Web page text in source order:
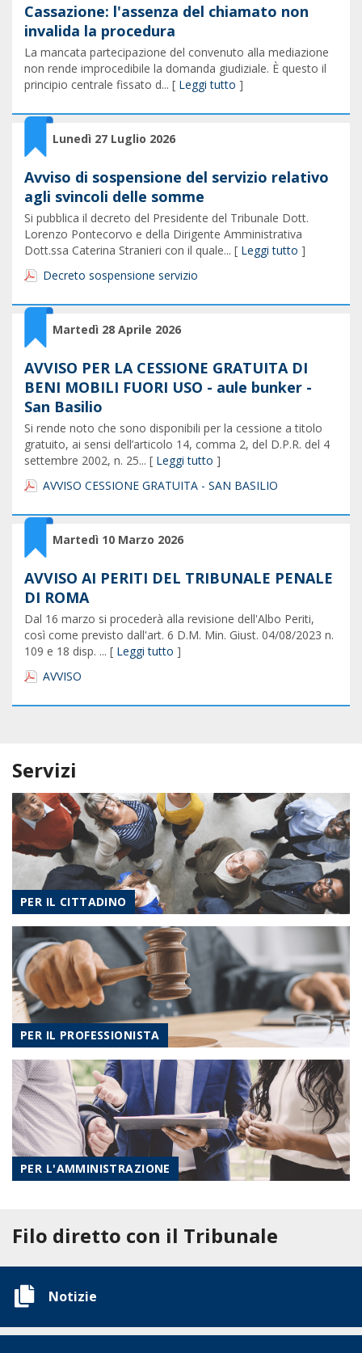
Cassazione: l'assenza del chiamato non
invalida la procedura
La mancata partecipazione del convenuto alla mediazione
non rende improcedibile la domanda giudiziale. È questo il
principio centrale fissato d... [ Leggi tutto ]
Lunedì 27 Luglio 2026
Avviso di sospensione del servizio relativo
agli svincoli delle somme
Si pubblica il decreto del Presidente del Tribunale Dott.
Lorenzo Pontecorvo e della Dirigente Amministrativa
Dott.ssa Caterina Stranieri con il quale... [ Leggi tutto ]
Decreto sospensione servizio
Martedì 28 Aprile 2026
AVVISO PER LA CESSIONE GRATUITA DI
BENI MOBILI FUORI USO - aule bunker -
San Basilio
Si rende noto che sono disponibili per la cessione a titolo
gratuito, ai sensi dell’articolo 14, comma 2, del D.P.R. del 4
settembre 2002, n. 25... [ Leggi tutto ]
AVVISO CESSIONE GRATUITA - SAN BASILIO
Martedì 10 Marzo 2026
AVVISO AI PERITI DEL TRIBUNALE PENALE
DI ROMA
Dal 16 marzo si procederà alla revisione dell'Albo Periti,
così come previsto dall'art. 6 D.M. Min. Giust. 04/08/2023 n.
109 e 18 disp. ... [ Leggi tutto ]
AVVISO
Servizi
PER IL CITTADINO
PER IL PROFESSIONISTA
PER L'AMMINISTRAZIONE
Filo diretto con il Tribunale
Notizie